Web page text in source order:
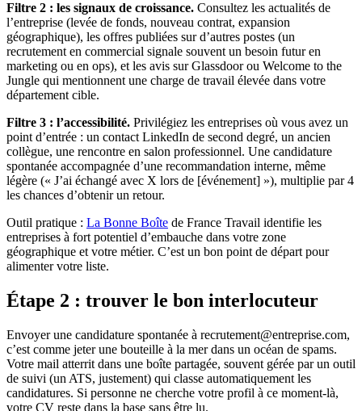
Filtre 2 : les signaux de croissance. Consultez les actualités de
l’entreprise (levée de fonds, nouveau contrat, expansion
géographique), les offres publiées sur d’autres postes (un
recrutement en commercial signale souvent un besoin futur en
marketing ou en ops), et les avis sur Glassdoor ou Welcome to the
Jungle qui mentionnent une charge de travail élevée dans votre
département cible.
Filtre 3 : l’accessibilité. Privilégiez les entreprises où vous avez un
point d’entrée : un contact LinkedIn de second degré, un ancien
collègue, une rencontre en salon professionnel. Une candidature
spontanée accompagnée d’une recommandation interne, même
légère (« J’ai échangé avec X lors de [événement] »), multiplie par 4
les chances d’obtenir un retour.
Outil pratique : La Bonne Boîte de France Travail identifie les
entreprises à fort potentiel d’embauche dans votre zone
géographique et votre métier. C’est un bon point de départ pour
alimenter votre liste.
Étape 2 : trouver le bon interlocuteur
Envoyer une candidature spontanée à recrutement@entreprise.com,
c’est comme jeter une bouteille à la mer dans un océan de spams.
Votre mail atterrit dans une boîte partagée, souvent gérée par un outil
de suivi (un ATS, justement) qui classe automatiquement les
candidatures. Si personne ne cherche votre profil à ce moment-là,
votre CV reste dans la base sans être lu.